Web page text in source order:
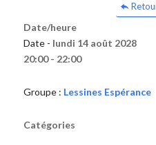
Date/heure
Date - lundi 14 août 2028
20:00 - 22:00
Groupe : Lessines Espérance
Catégories